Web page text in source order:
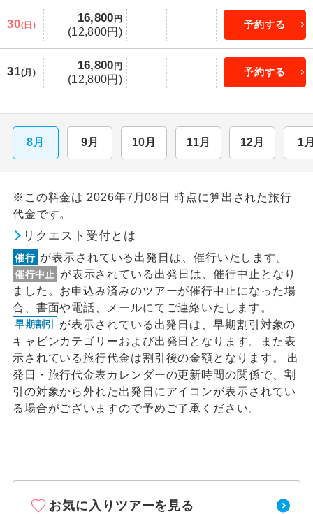
30(日)
16,800 円
(12,800円)
予約する
31(月)
16,800 円
(12,800円)
予約する
8月 9月 10月 11月 12月 1
※この料金は 2026年7月08日 時点に算出された旅行
代金です。
リクエスト受付とは
催行 が表示されている出発日は、催行いたします。
催行中止
が表示されている出発日は、催行中止となり
ました。お申込み済みのツアーが催行中止になった場
合、書面や電話、メールにてご連絡いたします。
早期割引
が表示されている出発日は、早期割引対象の
キャビンカテゴリーおよび出発日となります。また表
示されている旅行代金は割引後の金額となります。 出
発日・旅行代金表カレンダーの更新時間の関係で、割
引の対象から外れた出発日にアイコンが表示されてい
る場合がございますので予めご了承ください。
お気に入りツアーを見る